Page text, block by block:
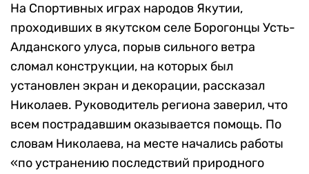
На Спортивных играх народов Якутии,
проходивших в якутском селе Борогонцы Усть-
Алданского улуса, порыв сильного ветра
сломал конструкции, на которых был
установлен экран и декорации, рассказал
Николаев. Руководитель региона заверил, что
всем пострадавшим оказывается помощь. По
словам Николаева, на месте начались работы
«по устранению последствий природного